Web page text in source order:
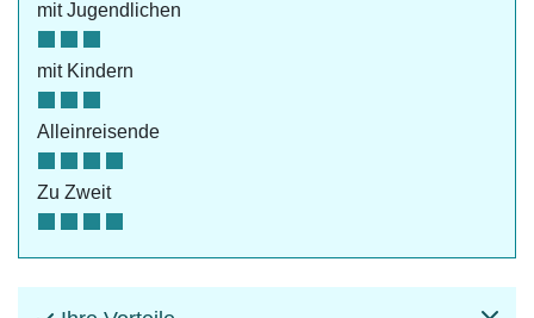
mit Jugendlichen
mit Kindern
Alleinreisende
Zu Zweit